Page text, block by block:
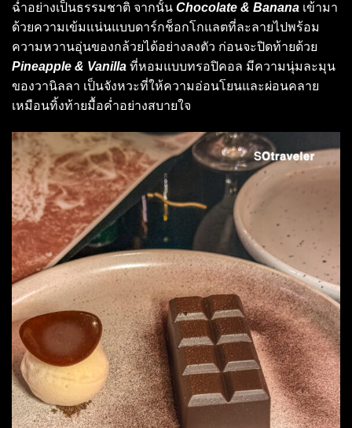
ฉ่ำอย่างเป็นธรรมชาติ จากนั้น Chocolate & Banana เข้ามา
ด้วยความเข้มแน่นแบบดาร์กช็อกโกแลตที่ละลายไปพร้อม
ความหวานอุ่นของกล้วยได้อย่างลงตัว ก่อนจะปิดท้ายด้วย
Pineapple & Vanilla ที่หอมแบบทรอปิคอล มีความนุ่มละมุน
ของวานิลลา เป็นจังหวะที่ให้ความอ่อนโยนและผ่อนคลาย
เหมือนทิ้งท้ายมื้อค่ำอย่างสบายใจ